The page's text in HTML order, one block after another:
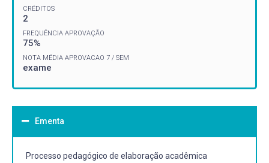
CRÉDITOS
2
FREQUÊNCIA APROVAÇÃO
75%
NOTA MÉDIA APROVACAO 7 / SEM
exame
Ementa
Processo pedagógico de elaboração acadêmica